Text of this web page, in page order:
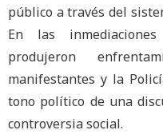
público a través del
En las
produjeron
manifestantes y la
tono político de una
controversia social.